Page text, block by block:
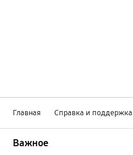
Главная Справка и поддержка
Важное